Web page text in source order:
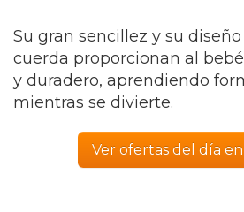
Su gran sencillez y su
cuerda proporcionan al
y duradero, aprendiendo
mientras se divierte.
Ver ofertas del día